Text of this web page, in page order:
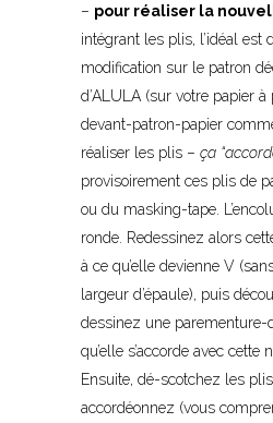
– pour réaliser la
intégrant les plis, l’idéal est
modification sur le patron
d’ALULA (sur votre papier
devant-patron-papier
réaliser les plis – ça
provisoirement ces plis de
ou du masking-tape.
ronde. Redessinez alors
à ce qu’elle devienne V
largeur d’épaule), puis
dessinez une parementure-
qu’elle s’accorde avec cette
Ensuite, dé-scotchez les
accordéonnez (vous